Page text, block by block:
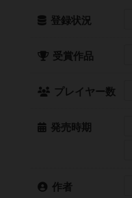
登録状況
受賞作品
プレイヤー数
発売時期
作者